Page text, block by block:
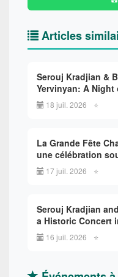
Articles
Serouj Kradjian &
Yervinyan: A
18 juil. 2026 ⭐
La Grande Fête
une célébration
17 juil. 2026 ⭐
Serouj Kradjian
a Historic Concert
16 juil. 2026 ⭐